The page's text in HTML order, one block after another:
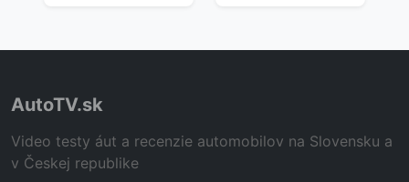
AutoTV.sk
Video testy áut a recenzie automobilov na Slovensku a
v Českej republike